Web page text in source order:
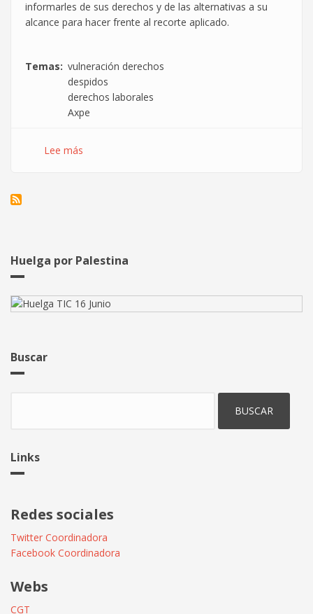
informarles de sus derechos y de las alternativas a su
alcance para hacer frente al recorte aplicado.
Temas
vulneración derechos
despidos
derechos laborales
Axpe
Lee más
Consulting
Huelga por Palestina
Buscar
Links
Redes sociales
Twitter Coordinadora
Facebook Coordinadora
Webs
CGT